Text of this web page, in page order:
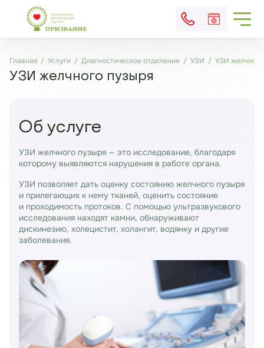
Главная Услуги Диагностическое отделение УЗИ УЗИ
УЗИ желчного пузыря
Об услуге
УЗИ желчного пузыря — это исследование, благодаря
которому выявляются нарушения в работе органа.
УЗИ позволяет дать оценку состоянию желчного пузыря
и прилегающих к нему тканей, оценить состояние
и проходимость протоков. С помощью ультразвукового
исследования находят камни, обнаруживают
дискинезию, холецистит, холангит, водянку и другие
заболевания.